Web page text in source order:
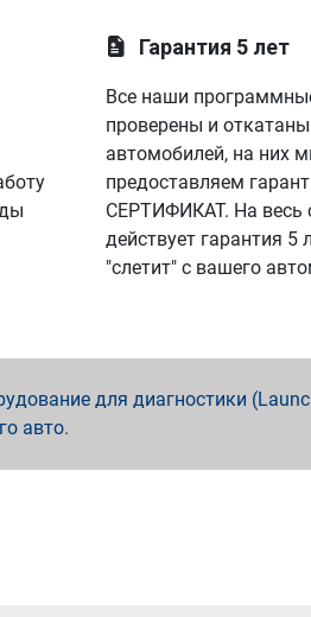
Гарантия 5 лет
Все наши
проверены и
автомобилей, на них
предоставляем
СЕРТИФИКАТ. На весь
действует гарантия 5
"слетит" с вашего
для диагностики
авто.